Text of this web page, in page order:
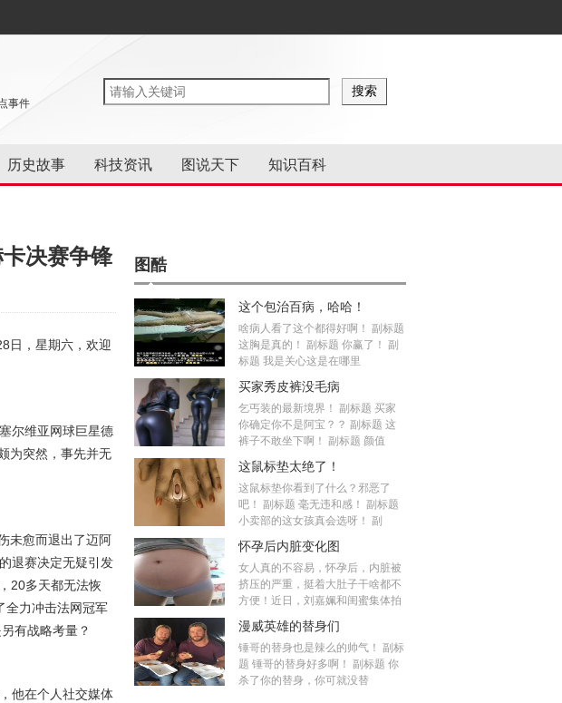
事件
历史故事 科技资讯 图说天下 知识百科
决赛争锋
日，星期六，欢迎
尔维亚网球巨星德
为突然，事先并无
未愈而退出了迈阿
退赛决定无疑引发
20多天都无法恢
全力冲击法网冠军
有战略考量？
他在个人社交媒体
图酷
这个包治百病，哈哈！
啥病人看了这个都得好啊！ 副标题
这胸是真的！ 副标题 你赢了！ 副
标题 我是关心这是在哪里
买家秀皮裤没毛病
乞丐装的最新境界！ 副标题 买家
你确定你不是阿宝？？ 副标题 这
裤子不敢坐下啊！ 副标题 颜值
这鼠标垫太绝了！
这鼠标垫你看到了什么？邪恶了
吧！ 副标题 毫无违和感！ 副标题
小卖部的这女孩真会选呀！ 副
怀孕后内脏变化图
女人真的不容易，怀孕后，内脏被
挤压的严重，挺着大肚子干啥都不
方便！近日，刘嘉姵和闺蜜集体拍
漫威英雄的替身们
锤哥的替身也是辣么的帅气！ 副标
题 锤哥的替身好多啊！ 副标题 你
杀了你的替身，你可就没替